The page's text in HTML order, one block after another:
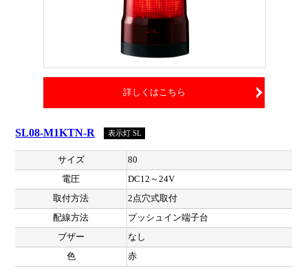
詳しくはこちら
SL08-M1KTN-R 表示灯 SL
サイズ
80
電圧
DC12～24V
取付方法
2点穴式取付
配線方法
プッシュイン端子台
ブザー
なし
色
赤